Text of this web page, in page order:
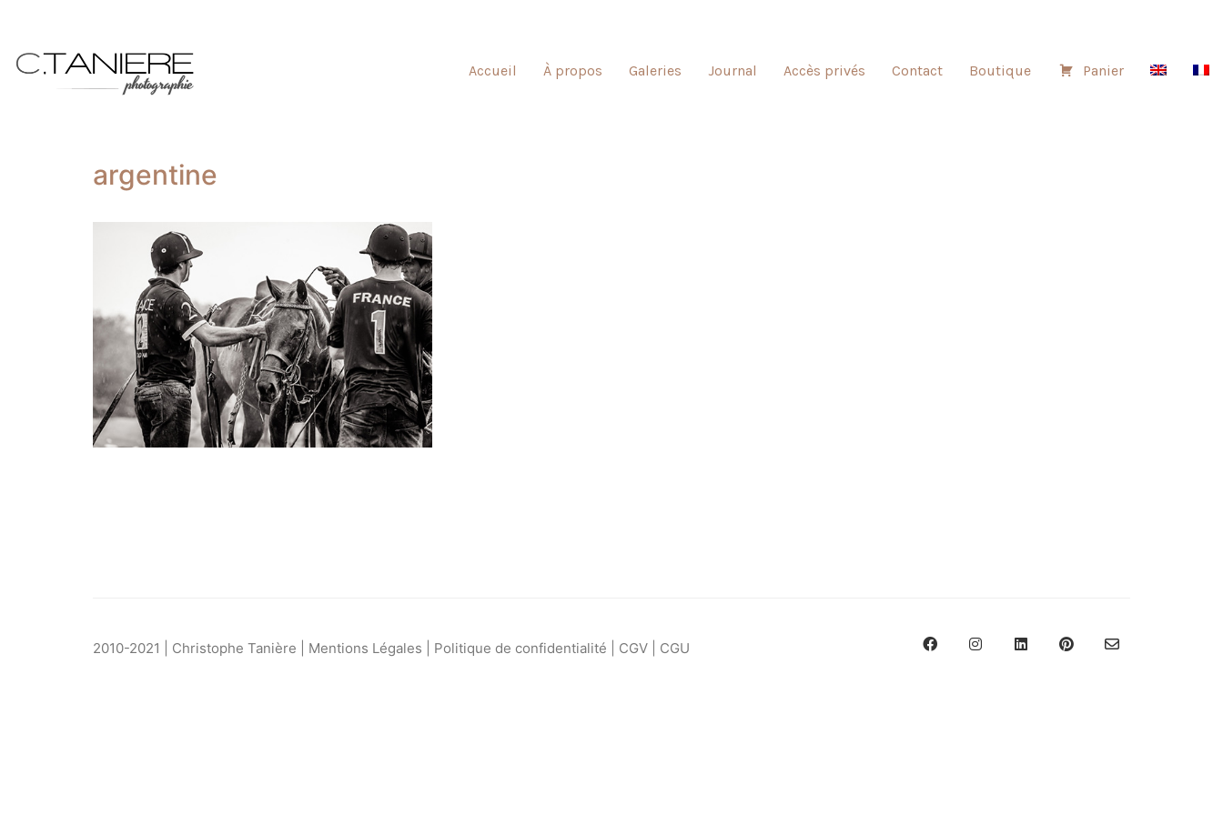
Accueil À propos Galeries Journal Accès privés Contact Boutique Panier
argentine
2010-2021 | Christophe Tanière | Mentions Légales Politique de confidentialité CGV CGU